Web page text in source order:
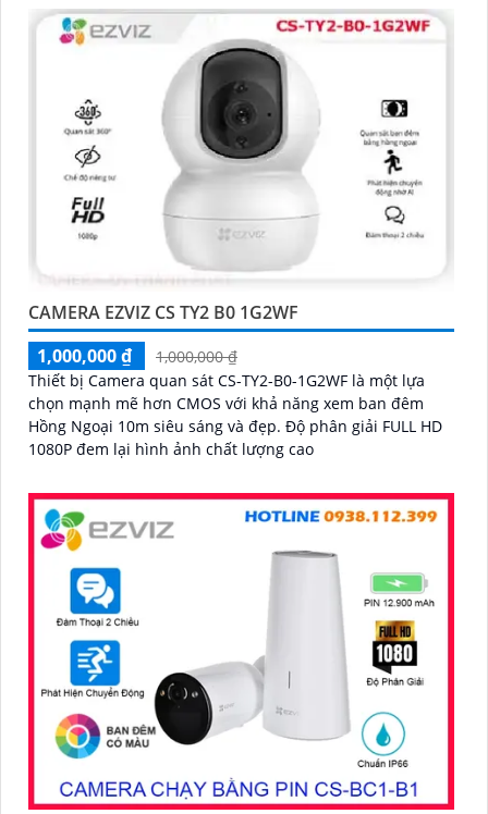
CAMERA EZVIZ CS TY2 B0 1G2WF
1,000,000 ₫
1,000,000 ₫
Thiết bị Camera quan sát CS-TY2-B0-1G2WF là một lựa
chọn mạnh mẽ hơn CMOS với khả năng xem ban đêm
Hồng Ngoại 10m siêu sáng và đẹp. Độ phân giải FULL HD
1080P đem lại hình ảnh chất lượng cao